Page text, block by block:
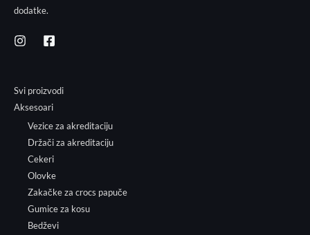
dodatke.
Svi proizvodi
Aksesoari
Vezice za akreditaciju
Držači za akreditaciju
Cekeri
Olovke
Zakačke za crocs papuče
Gumice za kosu
Bedževi